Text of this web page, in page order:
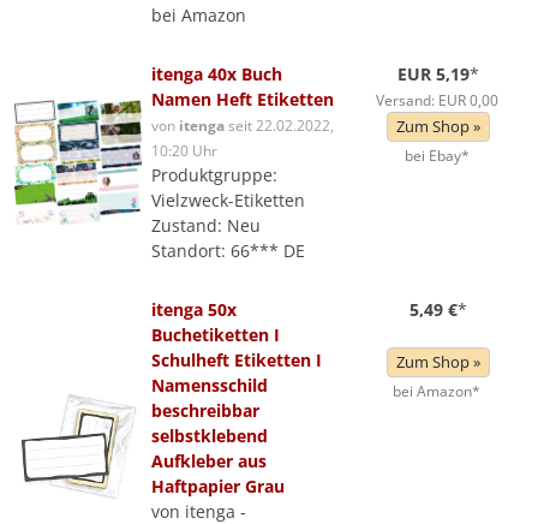
bei Amazon
itenga 40x Buch
Namen Heft Etiketten
von itengaseit 22.02.2022,
10:20 Uhr
Produktgruppe:
Vielzweck-Etiketten
Zustand: Neu
Standort: 66*** DE
EUR 5,19*
Versand: EUR 0,00
Zum Shop »
bei Ebay*
itenga 50x
Buchetiketten I
Schulheft Etiketten I
Namensschild
beschreibbar
selbstklebend
Aufkleber aus
Haftpapier Grau
von itenga -
5,49 €*
Zum Shop »
bei Amazon*